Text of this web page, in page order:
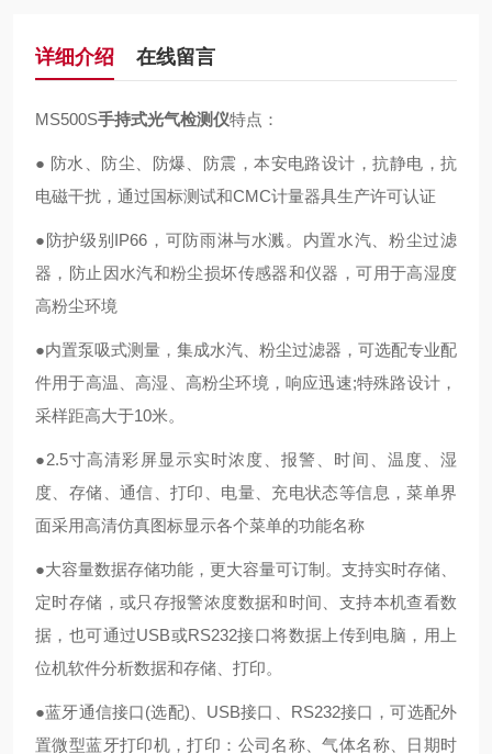
详细介绍 在线留言
MS500S手持式光气检测仪特点：
● 防水、防尘、防爆、防震，本安电路设计，抗静电，抗
电磁干扰，通过国标测试和CMC计量器具生产许可认证
●防护级别IP66，可防雨淋与水溅。内置水汽、粉尘过滤
器，防止因水汽和粉尘损坏传感器和仪器，可用于高湿度
高粉尘环境
●内置泵吸式测量，集成水汽、粉尘过滤器，可选配专业配
件用于高温、高湿、高粉尘环境，响应迅速;特殊路设计，
采样距高大于10米。
●2.5寸高清彩屏显示实时浓度、报警、时间、温度、湿
度、存储、通信、打印、电量、充电状态等信息，菜单界
面采用高清仿真图标显示各个菜单的功能名称
●大容量数据存储功能，更大容量可订制。支持实时存储、
定时存储，或只存报警浓度数据和时间、支持本机查看数
据，也可通过USB或RS232接口将数据上传到电脑，用上
位机软件分析数据和存储、打印。
●蓝牙通信接口(选配)、USB接口、RS232接口，可选配外
置微型蓝牙打印机，打印：公司名称、气体名称、日期时